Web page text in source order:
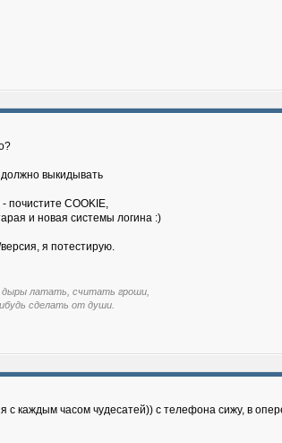
выкидывать
почистите COOKIE,
и новая системы логина :)
я потестирую.
латать, считать гроши,
сделать от души.
с каждым часом чудесатей)) с телефона сижу, в